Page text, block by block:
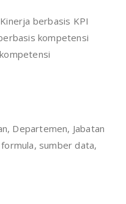
berbasis KPI
kompetensi
Departemen, Jabatan
sumber data,